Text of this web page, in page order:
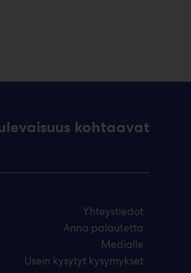
kohtaavat
Yhteystiedot
Anna palautetta
Medialle
Usein kysytyt kysymykset